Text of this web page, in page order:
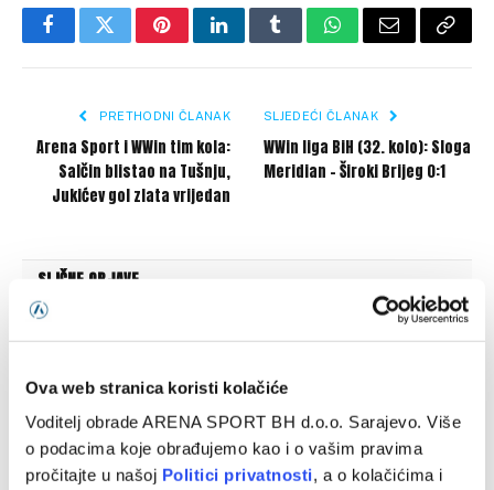
Ova web stranica koristi kolačiće
Voditelj obrade ARENA SPORT BH d.o.o. Sarajevo. Više
o podacima koje obrađujemo kao i o vašim pravima
pročitajte u našoj Politici privatnosti, a o kolačićima i
FacebookTwitterPinterestLinkedInTumblrWhatsApp
Email Copy
PRETHODNI ČLANAK
Arena Sport i WWin tim kola:
Salčin blistao na Tušnju,
Jukićev gol zlata vrijedan
SLJEDEĆI ČLANAK
WWin liga BiH (32. kolo): Sloga
Meridian – Široki Brijeg 0:1
SLIČNE OBJAVE